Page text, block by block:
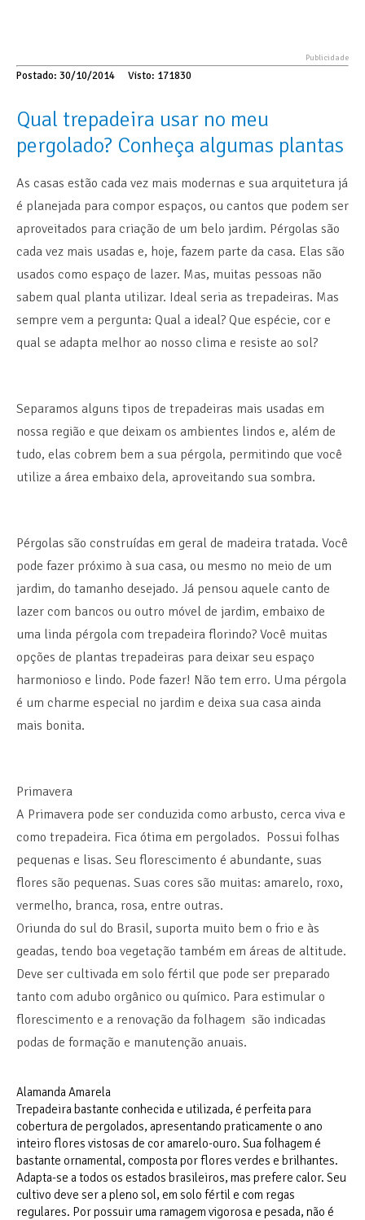
Postado: 30/10/2014 Visto: 171830
Qual trepadeira usar no meu
pergolado? Conheça algumas plantas
As casas estão cada vez mais modernas e sua arquitetura já
é planejada para compor espaços, ou cantos que podem ser
aproveitados para criação de um belo jardim. Pérgolas são
cada vez mais usadas e, hoje, fazem parte da casa. Elas são
usados como espaço de lazer. Mas, muitas pessoas não
sabem qual planta utilizar. Ideal seria as trepadeiras. Mas
sempre vem a pergunta: Qual a ideal? Que espécie, cor e
qual se adapta melhor ao nosso clima e resiste ao sol?
Separamos alguns tipos de trepadeiras mais usadas em
nossa região e que deixam os ambientes lindos e, além de
tudo, elas cobrem bem a sua pérgola, permitindo que você
utilize a área embaixo dela, aproveitando sua sombra.
Pérgolas são construídas em geral de madeira tratada. Você
pode fazer próximo à sua casa, ou mesmo no meio de um
jardim, do tamanho desejado. Já pensou aquele canto de
lazer com bancos ou outro móvel de jardim, embaixo de
uma linda pérgola com trepadeira florindo? Você muitas
opções de plantas trepadeiras para deixar seu espaço
harmonioso e lindo. Pode fazer! Não tem erro. Uma pérgola
é um charme especial no jardim e deixa sua casa ainda
mais bonita.
Primavera
A Primavera pode ser conduzida como arbusto, cerca viva e
como trepadeira. Fica ótima em pergolados. Possui folhas
pequenas e lisas. Seu florescimento é abundante, suas
flores são pequenas. Suas cores são muitas: amarelo, roxo,
vermelho, branca, rosa, entre outras.
Oriunda do sul do Brasil, suporta muito bem o frio e às
geadas, tendo boa vegetação também em áreas de altitude.
Deve ser cultivada em solo fértil que pode ser preparado
tanto com adubo orgânico ou químico. Para estimular o
florescimento e a renovação da folhagem são indicadas
podas de formação e manutenção anuais.
Alamanda Amarela
Trepadeira bastante conhecida e utilizada, é perfeita para
cobertura de pergolados, apresentando praticamente o ano
inteiro flores vistosas de cor amarelo-ouro. Sua folhagem é
bastante ornamental, composta por flores verdes e brilhantes.
Adapta-se a todos os estados brasileiros, mas prefere calor. Seu
cultivo deve ser a pleno sol, em solo fértil e com regas
regulares. Por possuir uma ramagem vigorosa e pesada, não é